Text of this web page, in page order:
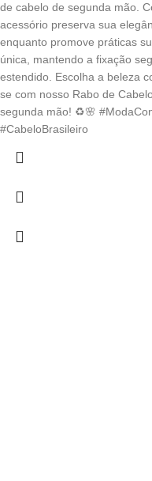
de cabelo de segunda mão.
acessório preserva sua
enquanto promove práticas
única, mantendo a fixação
estendido. Escolha a beleza
se com nosso Rabo de
segunda mão! ♻️🌸
#CabeloBrasileiro